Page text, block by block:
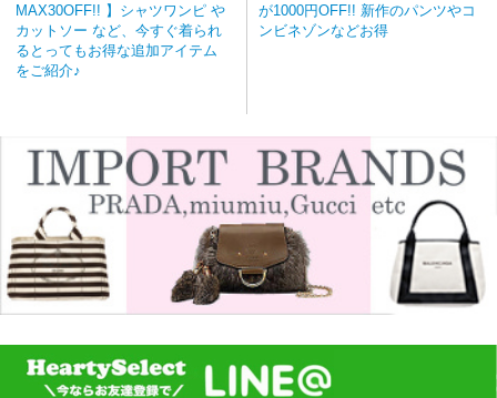
MAX30OFF!! 】シャツワンピ や
カットソー など、今すぐ着られ
るとってもお得な追加アイテム
をご紹介♪
が1000円OFF!! 新作のパンツやコ
ンビネゾンなどお得